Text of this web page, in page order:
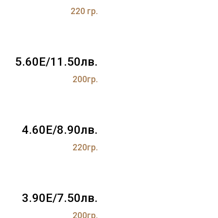
220 гр.
5.60Е/11.50лв.
200гр.
4.60Е/8.90лв.
220гр.
3.90Е/7.50лв.
200гр.